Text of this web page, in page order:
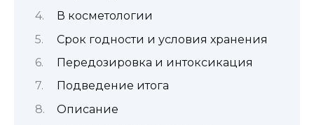
В косметологии
Срок годности и условия хранения
Передозировка и интоксикация
Подведение итога
Описание